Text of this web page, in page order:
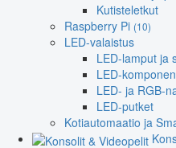
Kutisteletkut
Raspberry Pi (10)
LED-valaistus
LED-lamput ja
LED-
LED- ja RGB-
LED-putket
Kotiautomaatio ja